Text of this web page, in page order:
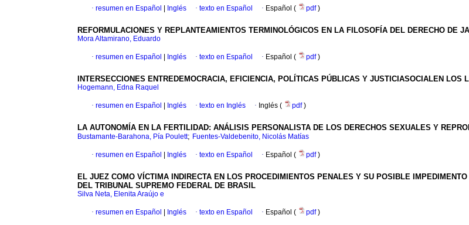
· resumen en Español Inglés · texto en Español · Español ( pdf)
REFORMULACIONES Y REPLANTEAMIENTOS TERMINOLÓGICOS EN LA FILOSOFÍA DEL DERECHO DE
Mora Altamirano, Eduardo
· resumen en Español Inglés · texto en Español · Español ( pdf)
INTERSECCIONES ENTREDEMOCRACIA, EFICIENCIA, POLÍTICAS PÚBLICAS Y JUSTICIASOCIALEN LOS
Hogemann, Edna Raquel
· resumen en Español Inglés · texto en Inglés · Inglés ( pdf)
LA AUTONOMÍA EN LA FERTILIDAD: ANÁLISIS PERSONALISTA DE LOS DERECHOS SEXUALES Y
Bustamante-Barahona, Pía Poulett; Fuentes-Valdebenito, Nicolás Matías
· resumen en Español Inglés · texto en Español · Español ( pdf)
EL JUEZ COMO VÍCTIMA INDIRECTA EN LOS PROCEDIMIENTOS PENALES Y SU POSIBLE
DEL TRIBUNAL SUPREMO FEDERAL DE BRASIL
Silva Neta, Elenita Araújo e
· resumen en Español Inglés · texto en Español · Español ( pdf)